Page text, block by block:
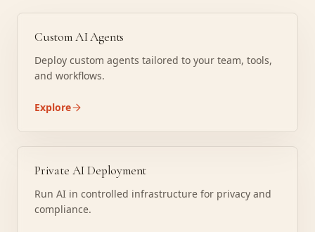
Custom AI Agents
Deploy custom agents tailored to your team, tools,
and workflows.
Explore
Private AI Deployment
Run AI in controlled infrastructure for privacy and
compliance.